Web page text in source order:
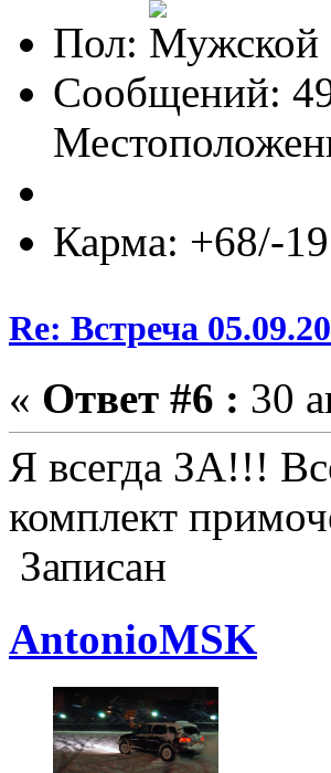
Пол:
Сообщений:
Карма: +68/-19
Re: Встреча
« Ответ #6 : 30
Я всегда ЗА!!!
комплект
Записан
AntonioMSK